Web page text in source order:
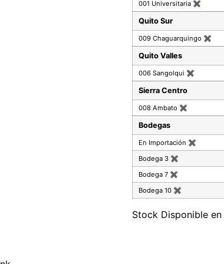
001 Universitaria ✖
Quito Sur
009 Chaguarquingo ✖
Quito Valles
006 Sangolqui ✖
Sierra Centro
008 Ambato ✖
Bodegas
En Importación ✖
Bodega 3 ✖
Bodega 7 ✖
Bodega 10 ✖
Stock Disponible en